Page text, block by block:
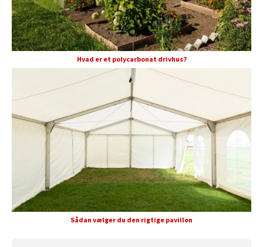
Hvad er et polycarbonat drivhus?
Sådan vælger du den rigtige pavillon